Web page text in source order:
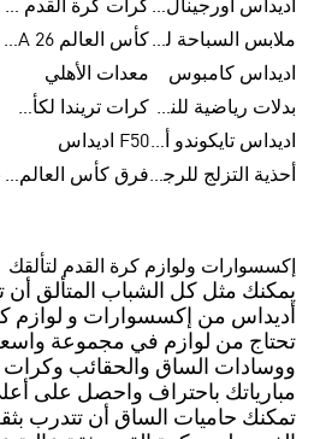
اديداس اورجينال ملابس
كرات كرة القدم للرجال
ملابس السباحة للرجال
كأس العالم FIFA 26™
اديداس كامبوس
معدات الأهلي
بدلات رياضية للنساء
كرات تريندا لكأس العالم FIFA 26™
اديداس تايكوندو أورجنالزF50 اديداس
أحذية التزلج للرجال
فرق كأس العالم FIFA 26™
إكسسوارات ولوازم كرة القدم لتألقك
يمكنك مثل كل الشباب المتألق أن
أديداس من إكسسوارات و لوازم
تحتاج من لوازم في مجموعة
ووسادات الساق والحقائب وكرات
مبارياتك باحتراف واحصل على
تمكنك حاميات الساق أن تتدرب